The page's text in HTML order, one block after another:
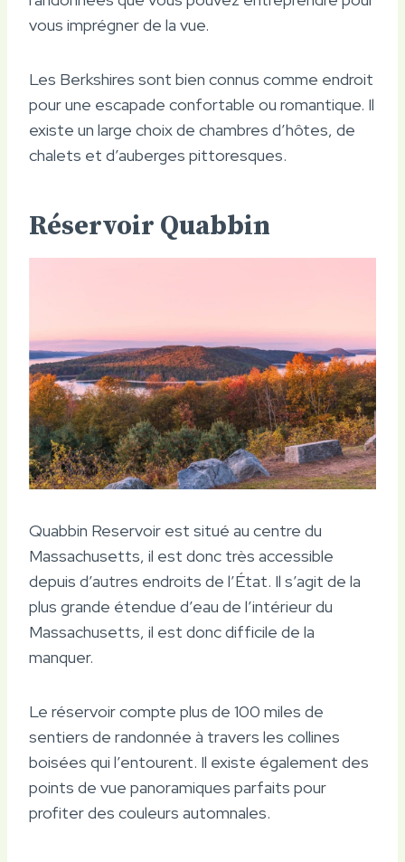
vous imprégner de la vue.
Les Berkshires sont bien connus comme endroit
pour une escapade confortable ou romantique. Il
existe un large choix de chambres d’hôtes, de
chalets et d’auberges pittoresques.
Réservoir Quabbin
Quabbin Reservoir est situé au centre du
Massachusetts, il est donc très accessible
depuis d’autres endroits de l’État. Il s’agit de la
plus grande étendue d’eau de l’intérieur du
Massachusetts, il est donc difficile de la
manquer.
Le réservoir compte plus de 100 miles de
sentiers de randonnée à travers les collines
boisées qui l’entourent. Il existe également des
points de vue panoramiques parfaits pour
profiter des couleurs automnales.